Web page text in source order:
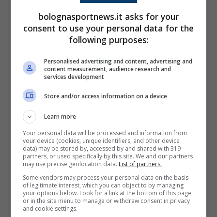
A testimoniare la buona condizione di
convocarloper i prossimi impegni in
nazionale: ergo, contro il Como si dovrebbe
rivedere il centrocampo titolare.
Lucumíe, dopo aver dovuto ricostruire la
difesa, poter contare sui migliori
centrocampisti della rosa non è cosa da
poco.
bolognasportnews.it asks for your
consent to use your personal data for the
following purposes:
Personalised advertising and content, advertising and
content measurement, audience research and
services development
Store and/or access information on a device
Learn more
Your personal data will be processed and information from
your device (cookies, unique identifiers, and other device
data) may be stored by, accessed by and shared with 319
partners, or used specifically by this site. We and our partners
may use precise geolocation data. List of partners.
Some vendors may process your personal data on the basis
of legitimate interest, which you can object to by managing
your options below. Look for a link at the bottom of this page
or in the site menu to manage or withdraw consent in privacy
and cookie settings.